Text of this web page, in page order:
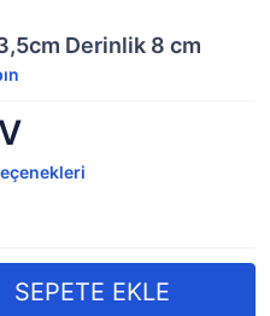
Derinlik 8 cm